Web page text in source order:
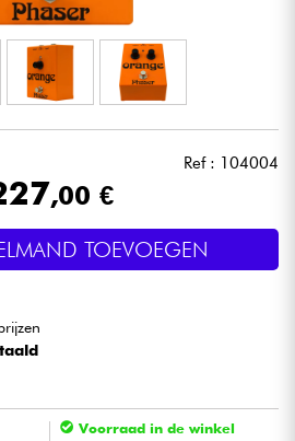
Ref : 104004
,00 €
TOEVOEGEN
Voorraad in de winkel